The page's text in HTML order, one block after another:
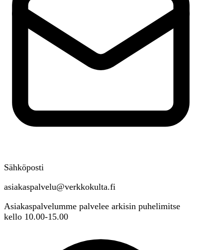
Sähköposti
asiakaspalvelu@verkkokulta.fi
Asiakaspalvelumme palvelee arkisin puhelimitse
kello 10.00-15.00